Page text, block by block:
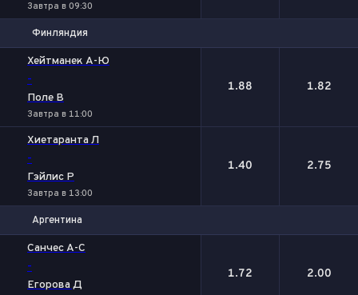
Завтра в 09:30
Финляндия
Хейтманек А-Ю
-
Поле В
Завтра в 11:00
1.88 1.82
Хиетаранта Л
-
Гэйлис Р
Завтра в 13:00
1.40 2.75
Аргентина
Санчес А-С
-
Егорова Д
1.72 2.00